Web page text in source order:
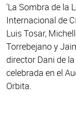
'La Sombra de la
Internacional de
Luis Tosar,
Torrebejano y
director Dani de
celebrada en el
Orbita.